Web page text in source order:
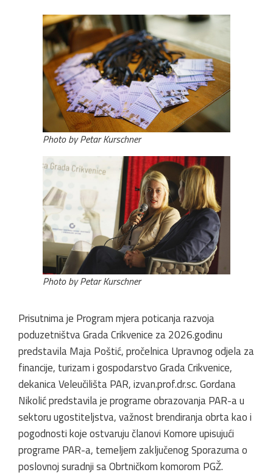
Photo by Petar Kurschner
Photo by Petar Kurschner
Prisutnima je Program mjera poticanja razvoja
poduzetništva Grada Crikvenice za 2026.godinu
predstavila Maja Poštić, pročelnica Upravnog odjela za
financije, turizam i gospodarstvo Grada Crikvenice,
dekanica Veleučilišta PAR, izvan.prof.dr.sc. Gordana
Nikolić predstavila je programe obrazovanja PAR-a u
sektoru ugostiteljstva, važnost brendiranja obrta kao i
pogodnosti koje ostvaruju članovi Komore upisujući
programe PAR-a, temeljem zaključenog Sporazuma o
poslovnoj suradnji sa Obrtničkom komorom PGŽ.